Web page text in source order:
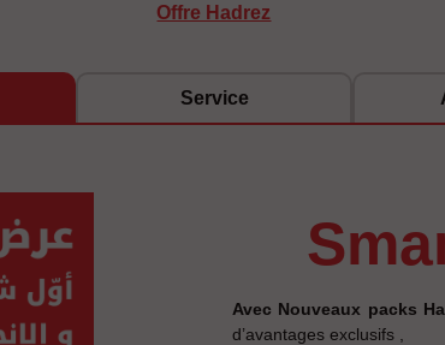
Offre Hadrez
Service
Avec Nouveaux packs
d’avantages exclusifs ,